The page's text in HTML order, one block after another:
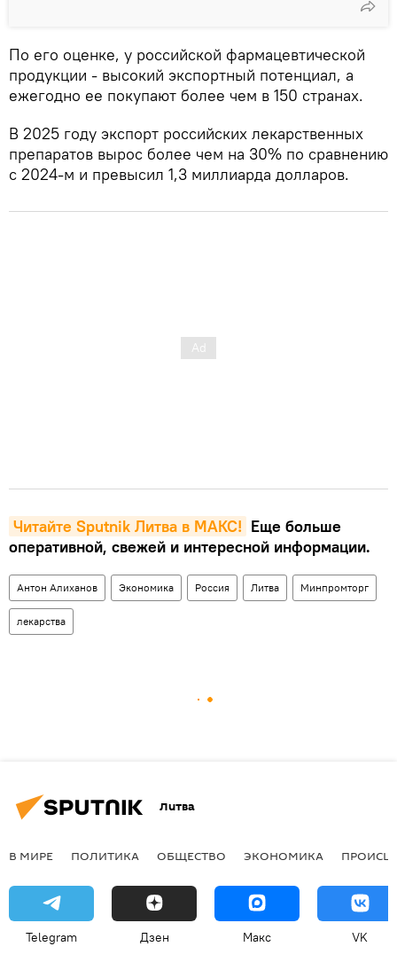
По его оценке, у российской фармацевтической
продукции - высокий экспортный потенциал, а
ежегодно ее покупают более чем в 150 странах.
В 2025 году экспорт российских лекарственных
препаратов вырос более чем на 30% по сравнению
с 2024-м и превысил 1,3 миллиарда долларов.
Читайте Sputnik Литва в MAКС! Еще больше
оперативной, свежей и интересной информации.
Антон Алиханов Экономика Россия Литва Минпромторг
лекарства
Литва
В МИРЕ ПОЛИТИКА ОБЩЕСТВО ЭКОНОМИКА
Telegram Дзен Макс VK